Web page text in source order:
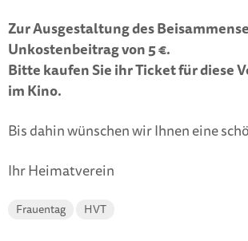
Zur Ausgestaltung des
Unkostenbeitrag von 5 €.
Bitte kaufen Sie ihr Ticket für diese
im Kino.
Bis dahin wünschen wir Ihnen eine
Ihr Heimatverein
Frauentag HVT